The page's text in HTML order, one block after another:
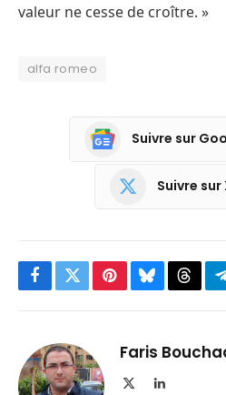
valeur ne cesse de croître. »
alfa romeo
Suivre sur
Suivre
Facebook
TwitterPinterestBluesky
Faris
LinkedIn